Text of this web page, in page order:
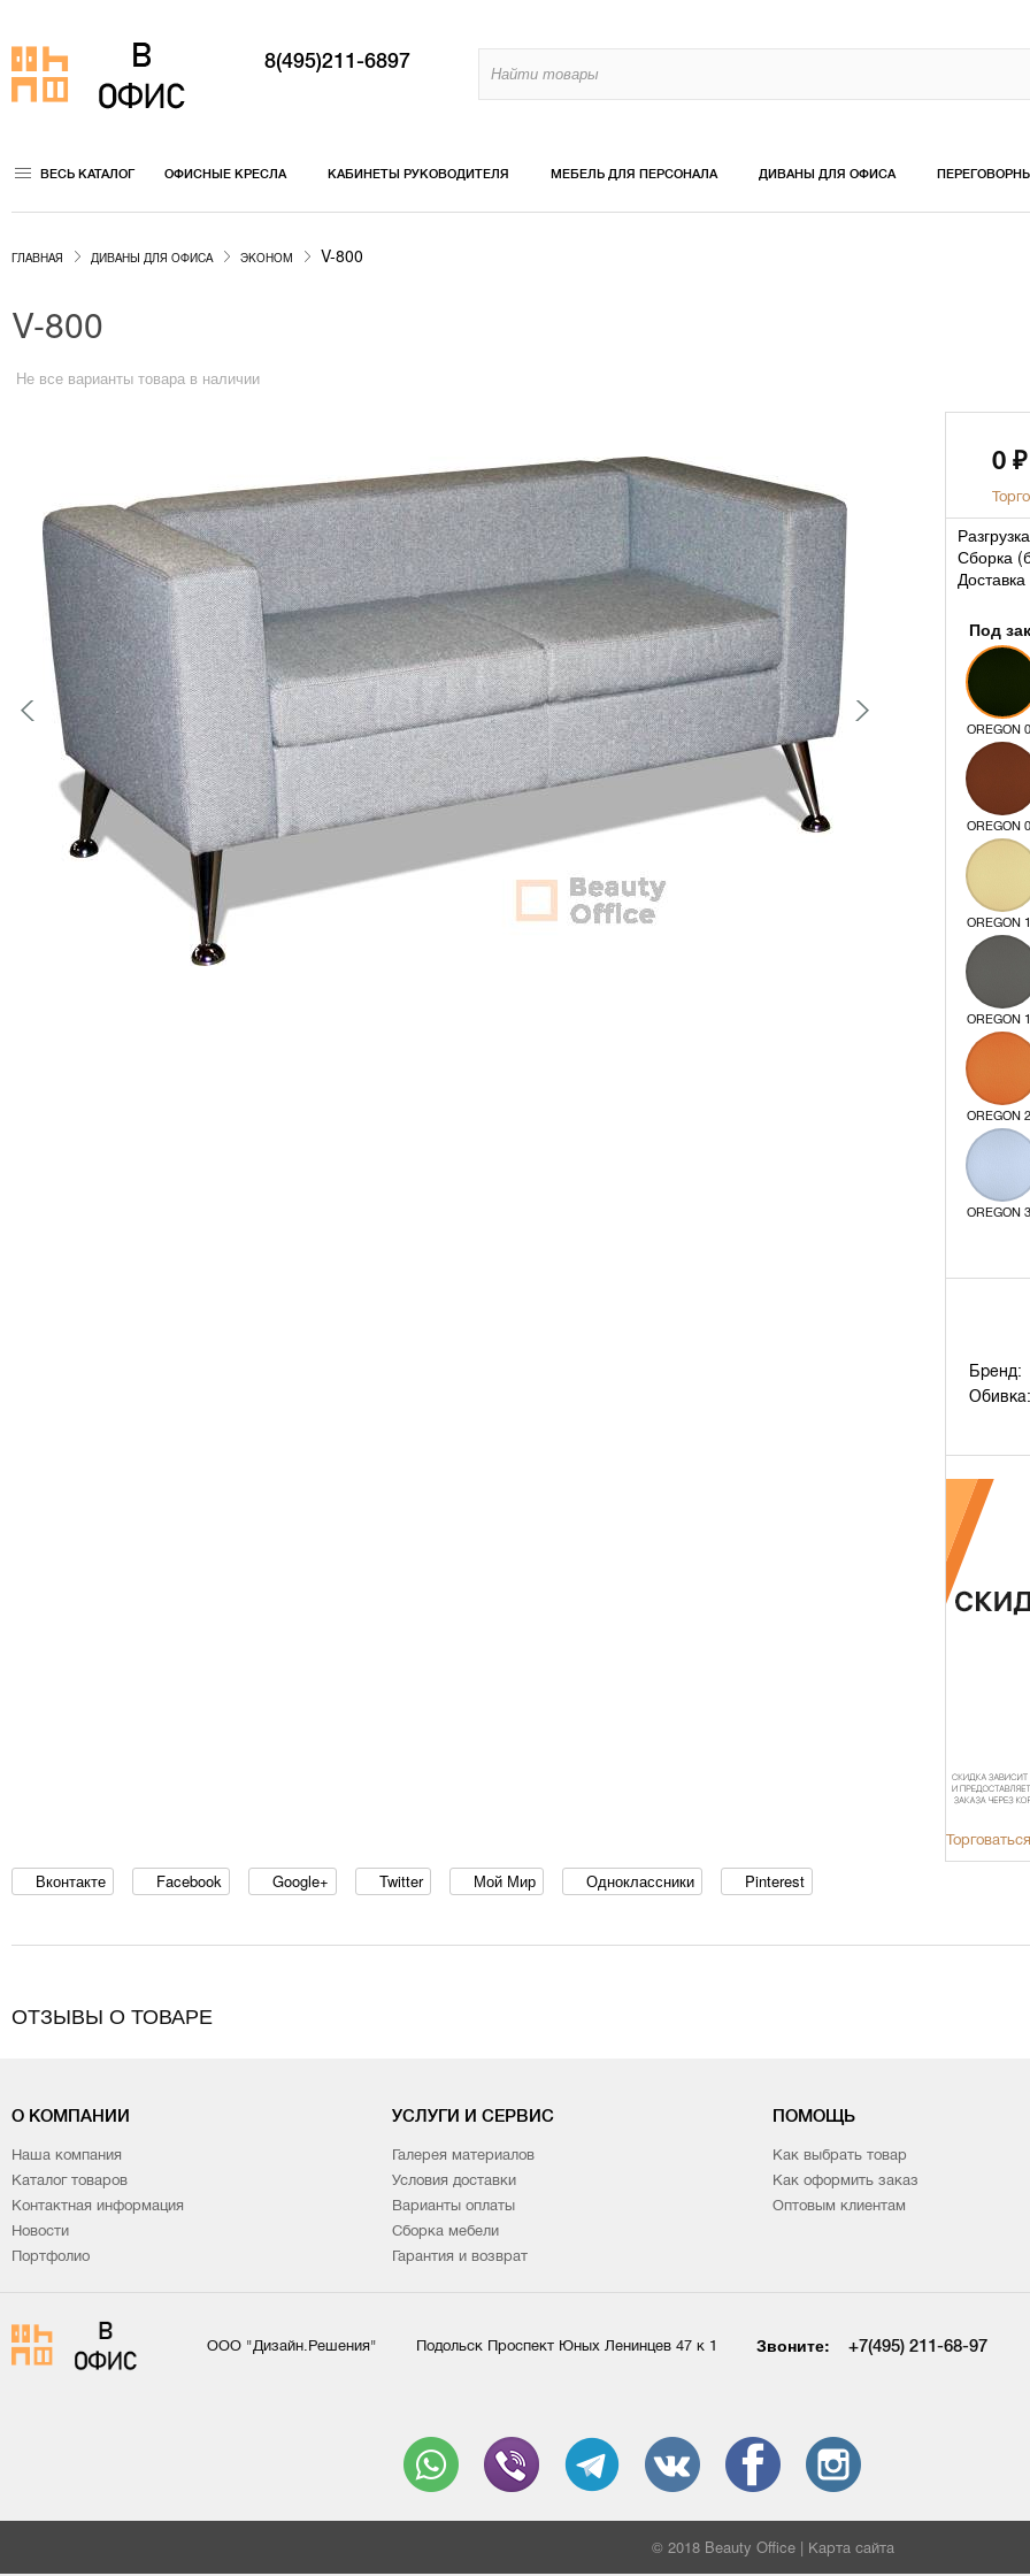
8(495)211-6897
ВЕСЬ КАТАЛОГ ОФИСНЫЕ КРЕСЛА КАБИНЕТЫ РУКОВОДИТЕЛЯ МЕБЕЛЬ ДЛЯ ПЕРСОНАЛА ДИВАНЫ ДЛЯ ОФИСА
ГЛАВНАЯ ДИВАНЫ ДЛЯ ОФИСА ЭКОНОМ V-800
V-800
Не все варианты товара в наличии
0 ₽
Сборка (
Доставка
Под
OREGON
OREGON
OREGON
OREGON
OREGON
OREGON
Бренд:
Обивка:
Вконтакте Facebook Google+ Twitter Мой Мир Одноклассники Pinterest
ОТЗЫВЫ О ТОВАРЕ
О КОМПАНИИ
Наша компания
Каталог товаров
Контактная информация
Новости
Портфолио
УСЛУГИ И СЕРВИС
Галерея материалов
Условия доставки
Варианты оплаты
Сборка мебели
Гарантия и возврат
ПОМОЩЬ
Как выбрать товар
Как оформить заказ
Оптовым клиентам
ООО "Дизайн.Решения" Подольск Проспект Юных Ленинцев 47 к 1 Звоните: +7(495) 211-68-97
© 2018 Beauty Office | Карта сайта